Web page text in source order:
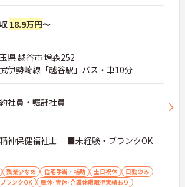
18.9万円～
県 越谷市 増森252
伊勢崎線「越谷駅」バス・車10分
社員・嘱託社員
神保健福祉士 ■未経験・ブランクOK
残業少なめ 住宅手当・補助 土日祝休
日勤のみ
ブランクOK
産休･育休･介護休暇取得実績あり